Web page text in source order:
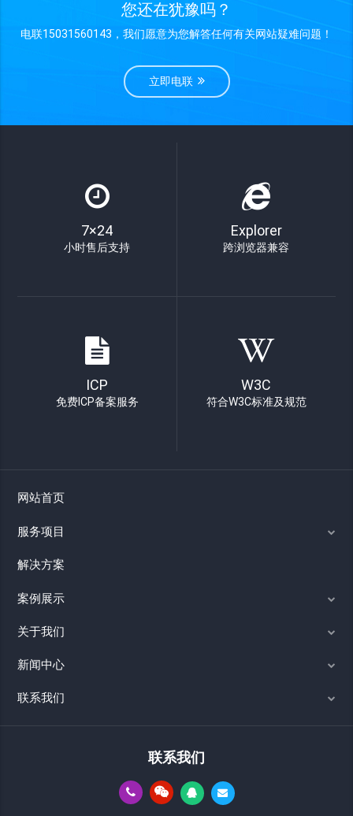
您还在犹豫吗？
电联15031560143，我们愿意为您解答任何有关网站疑难问题！
立即电联
7×24
小时售后支持
Explorer
跨浏览器兼容
ICP
免费ICP备案服务
W3C
符合W3C标准及规范
网站首页
服务项目
解决方案
案例展示
关于我们
新闻中心
联系我们
联系我们